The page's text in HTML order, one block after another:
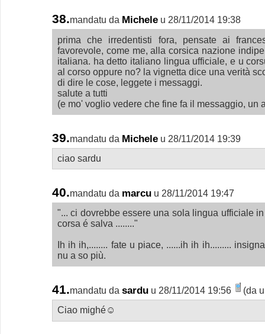
38.mandatu da Michele u 28/11/2014 19:38
prima che irredentisti fora, pensate ai
favorevole, come me, alla corsica nazione
italiana. ha detto italiano lingua ufficiale, e u
al corso oppure no? la vignetta dice una verità
di dire le cose, leggete i messaggi.
salute a tutti
(e mo' voglio vedere che fine fa il messaggio, un
39.mandatu da Michele u 28/11/2014 19:39
ciao sardu
40.mandatu da marcu u 28/11/2014 19:47
"... ci dovrebbe essere una sola lingua ufficiale
corsa é salva ........"
Ih ih ih,........ fate u piace, ......ih ih ih.........
nu a so più.
41.mandatu da sardu u 28/11/2014 19:56
(da
Ciao mighé☺